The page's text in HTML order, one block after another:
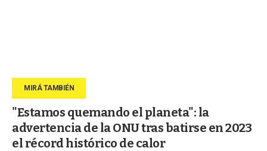
"Estamos quemando el planeta": la
advertencia de la ONU tras batirse en 2023
el récord histórico de calor